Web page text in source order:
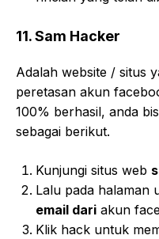
11. Sam Hacker
Adalah website / situs
peretasan akun
100% berhasil, anda
sebagai berikut.
Kunjungi situs web
Lalu pada halaman
email dari akun
Klik hack untuk